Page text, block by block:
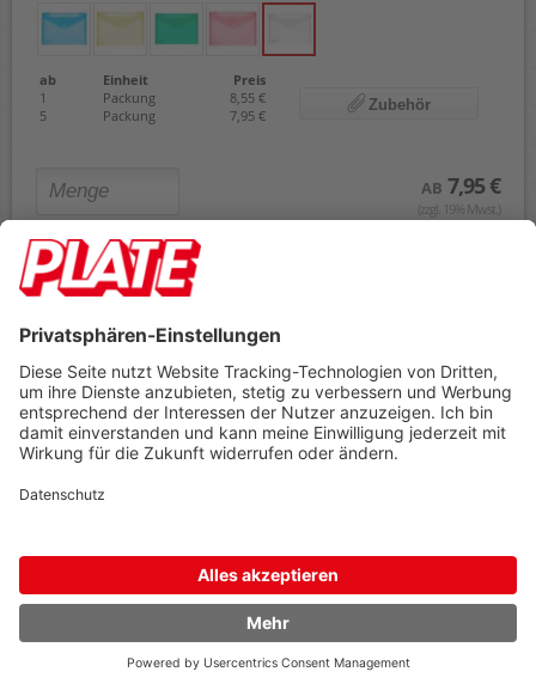
ab Einheit
Preis
1
Packung
8,55 €
5
Packung 7,95 €
Zubehör
AB 7,95 €
(zzgl. 19% Mwst.)
Preis gilt pro
Umverpackt zu
Mindestabnahme
In den Warenkorb
Sichthüllen a-series DIN A4 AS1173